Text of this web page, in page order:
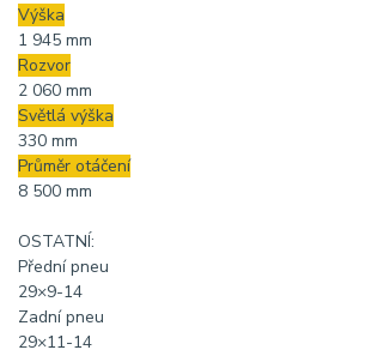
Výška
1 945 mm
Rozvor
2 060 mm
Světlá výška
330 mm
Průměr otáčení
8 500 mm
OSTATNÍ:
Přední pneu
29×9-14
Zadní pneu
29×11-14